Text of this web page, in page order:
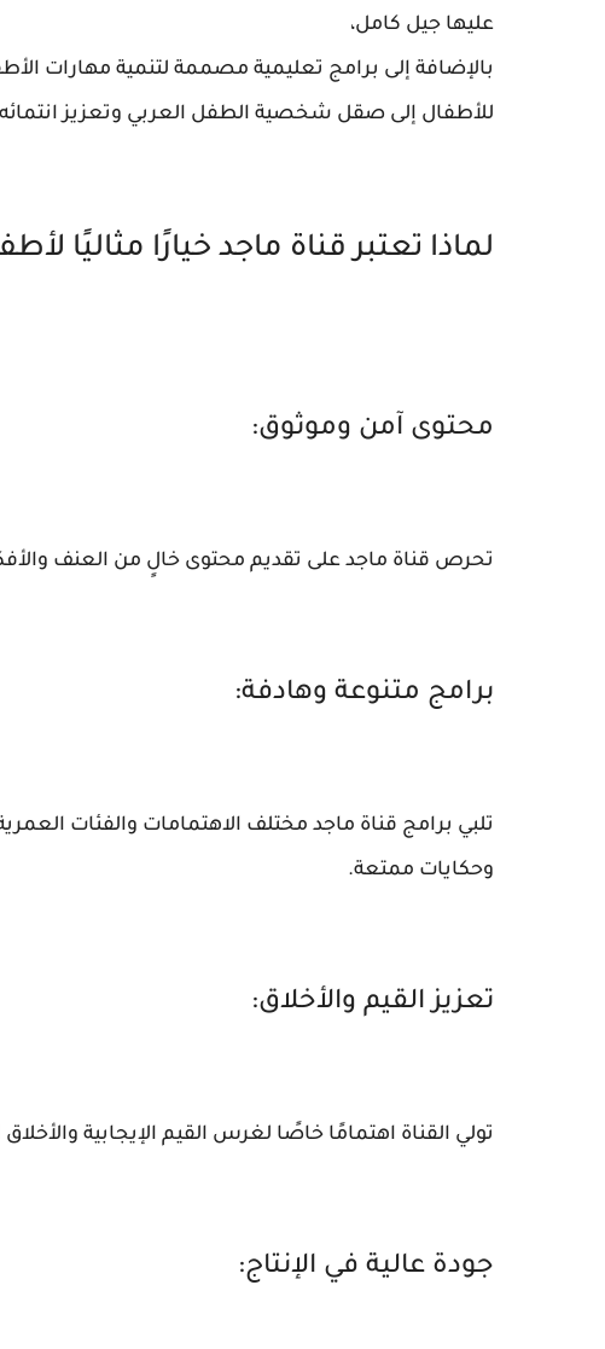
عليها جيل كامل،
بالإضافة إلى برامج تعليمية مصممة لتنمية مهارات
للأطفال إلى صقل شخصية الطفل العربي وتعزيز
لماذا تعتبر قناة ماجد خيارًا مثاليًا
محتوى آمن وموثوق:
تحرص قناة ماجد على تقديم محتوى خالٍ من العنف
برامج متنوعة وهادفة:
تلبي برامج قناة ماجد مختلف الاهتمامات والفئات
وحكايات ممتعة.
تعزيز القيم والأخلاق:
تولي القناة اهتمامًا خاصًا لغرس القيم الإيجابية
جودة عالية في الإنتاج: